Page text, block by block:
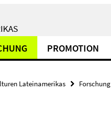
PROMOTION
Lateinamerikas Forschung